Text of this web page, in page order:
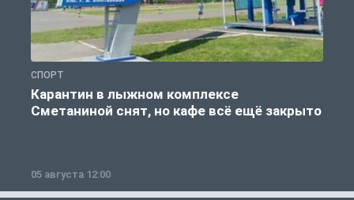
СПОРТ
Карантин в лыжном комплексе
Сметаниной снят, но кафе всё ещё закрыто
05 августа 12:00